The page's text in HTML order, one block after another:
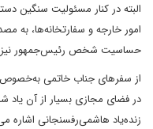
البته در کنار مسئولیت سنگین
امور خارجه و سفارتخانه‌ها، به
حساسیت شخص رئیس‌جمهور نیز
از سفرهای جناب خاتمی به‌خصوص
در فضای مجازی بسیار از آن یاد
زنده‌یاد هاشمی‌رفسنجانی اشاره